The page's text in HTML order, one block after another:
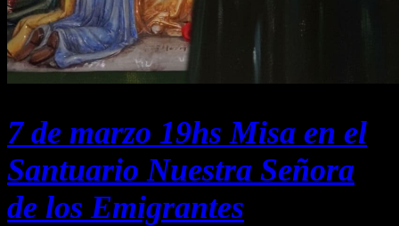
7 de marzo 19hs Misa en el
Santuario Nuestra Señora
de los Emigrantes